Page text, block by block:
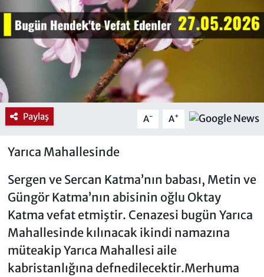
Paylaş A- A+
Yarıca Mahallesinde
Sergen ve Sercan Katma’nın babası, Metin ve
Güngör Katma’nın abisinin oğlu Oktay
Katma vefat etmiştir. Cenazesi bugün Yarıca
Mahallesinde kılınacak ikindi namazına
müteakip Yarıca Mahallesi aile
kabristanlığına defnedilecektir.Merhuma